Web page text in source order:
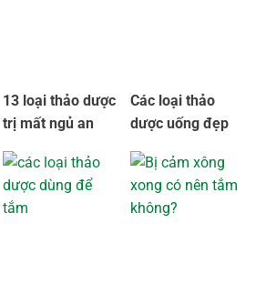
13 loại thảo dược
trị mất ngủ an
Các loại thảo
dược uống đẹp
hiệu quả